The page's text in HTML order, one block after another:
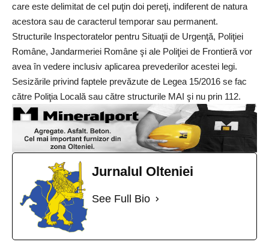
care este delimitat de cel puţin doi pereţi, indiferent de natura
acestora sau de caracterul temporar sau permanent.
Structurile Inspectoratelor pentru Situaţii de Urgenţă, Poliţiei
Române, Jandarmeriei Române şi ale Poliţiei de Frontieră vor
avea în vedere inclusiv aplicarea prevederilor acestei legi.
Sesizările privind faptele prevăzute de Legea 15/2016 se fac
către Poliţia Locală sau către structurile MAI şi nu prin 112.
Jurnalul Olteniei
See Full Bio